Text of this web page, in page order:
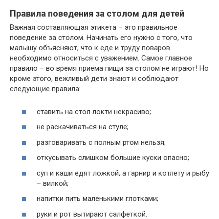
Правила поведения за столом для детей
Важная составляющая этикета – это правильное
поведение за столом. Начинать его нужно с того, что
малышу объясняют, что к еде и труду поваров
необходимо относиться с уважением. Самое главное
правило – во время приема пищи за столом не играют! Но
кроме этого, вежливый дети знают и соблюдают
следующие правила:
ставить на стол локти некрасиво;
не раскачиваться на стуле;
разговаривать с полным ртом нельзя;
откусывать слишком большие куски опасно;
суп и каши едят ложкой, а гарнир и котлету и рыбу
– вилкой;
напитки пить маленькими глотками;
руки и рот вытирают салфеткой.